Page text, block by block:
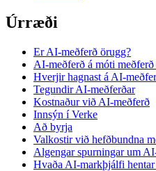
Úrræði
Er AI-meðferð örugg?
AI-meðferð á móti meðferð
Hverjir hagnast á AI-
Tegundir AI-meðferðar
Kostnaður við AI-meðferð
Innsýn í Verke
Að byrja
Valkostir við hefðbundna
Algengar spurningar um
Hvaða AI-markþjálfi hentar